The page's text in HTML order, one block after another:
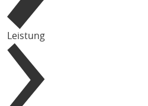
Leistung